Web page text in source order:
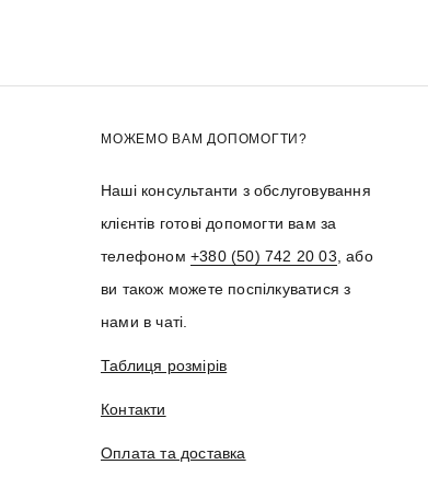
МОЖЕМО ВАМ ДОПОМОГТИ?
Наші консультанти з обслуговування
клієнтів готові допомогти вам за
телефоном +380 (50) 742 20 03 , або
ви також можете поспілкуватися з
нами в чаті.
Таблиця розмірів
Контакти
Оплата та доставка